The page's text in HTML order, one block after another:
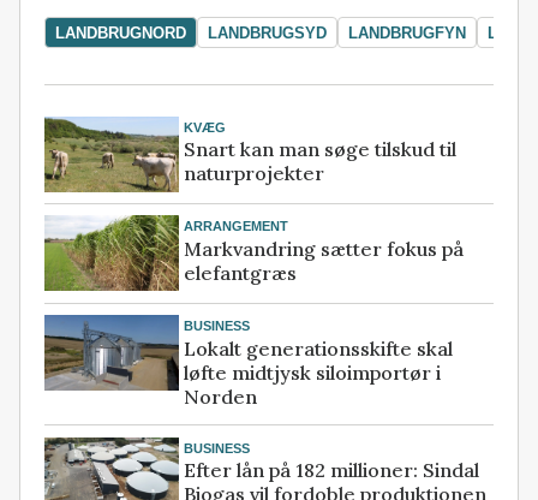
LANDBRUGNORD LANDBRUGSYD LANDBRUGFYN
KVÆG
Snart kan man søge tilskud til
naturprojekter
ARRANGEMENT
Markvandring sætter fokus på
elefantgræs
BUSINESS
Lokalt generationsskifte skal
løfte midtjysk siloimportør i
Norden
BUSINESS
Efter lån på 182 millioner: Sindal
Biogas vil fordoble produktionen